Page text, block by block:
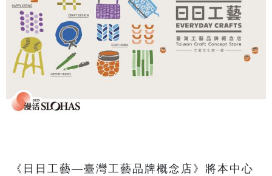
《日日工藝—臺灣工藝品牌概念店》將本中心